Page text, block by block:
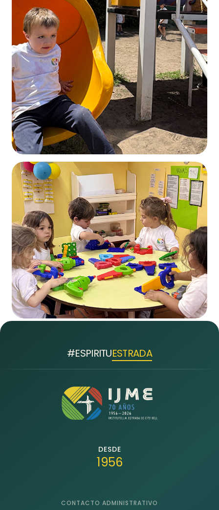
#ESPIRITUESTRADA
DESDE
1956
CONTACTO ADMINISTRATIVO